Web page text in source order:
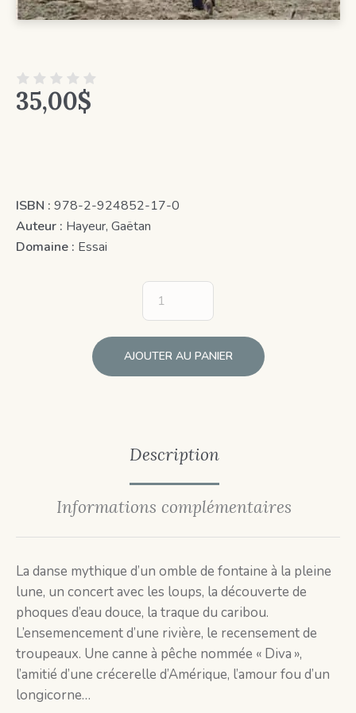
35,00$
ISBN : 978-2-924852-17-0
Auteur : Hayeur, Gaëtan
Domaine : Essai
AJOUTER AU PANIER
Description
Informations complémentaires
La danse mythique d’un omble de fontaine à la pleine
lune, un concert avec les loups, la découverte de
phoques d’eau douce, la traque du caribou.
L’ensemencement d’une rivière, le recensement de
troupeaux. Une canne à pêche nommée « Diva »,
l’amitié d’une crécerelle d’Amérique, l’amour fou d’un
longicorne…